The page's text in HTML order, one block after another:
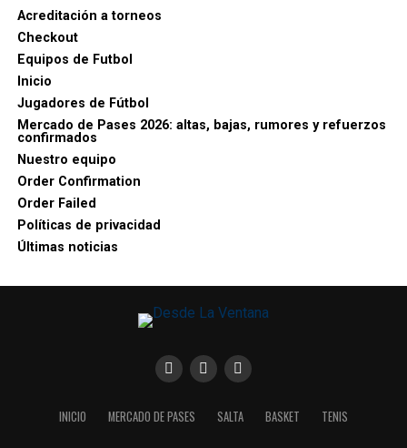
Acreditación a torneos
Checkout
Equipos de Futbol
Inicio
Jugadores de Fútbol
Mercado de Pases 2026: altas, bajas, rumores y refuerzos
confirmados
Nuestro equipo
Order Confirmation
Order Failed
Políticas de privacidad
Últimas noticias
INICIO MERCADO DE PASES SALTA BASKET TENIS